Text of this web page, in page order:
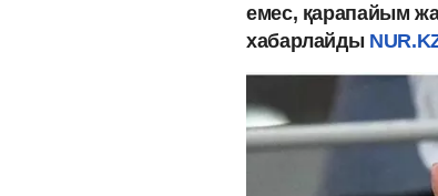
емес, қарапайым
хабарлайды